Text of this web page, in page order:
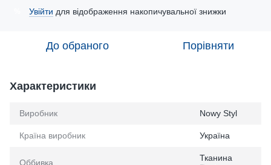
Увійти для відображення накопичувальної знижки
До обраного Порівняти
Характеристики
Виробник Nowy Styl
Країна виробник Україна
Оббивка
Тканина